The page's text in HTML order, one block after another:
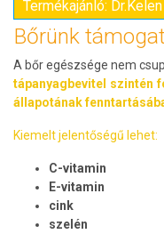
Termékajánló:
Bőrünk
A bőr egészsége nem
tápanyagbevitel szintén
állapotának
Kiemelt jelentőségű lehet:
C-vitamin
E-vitamin
cink
szelén